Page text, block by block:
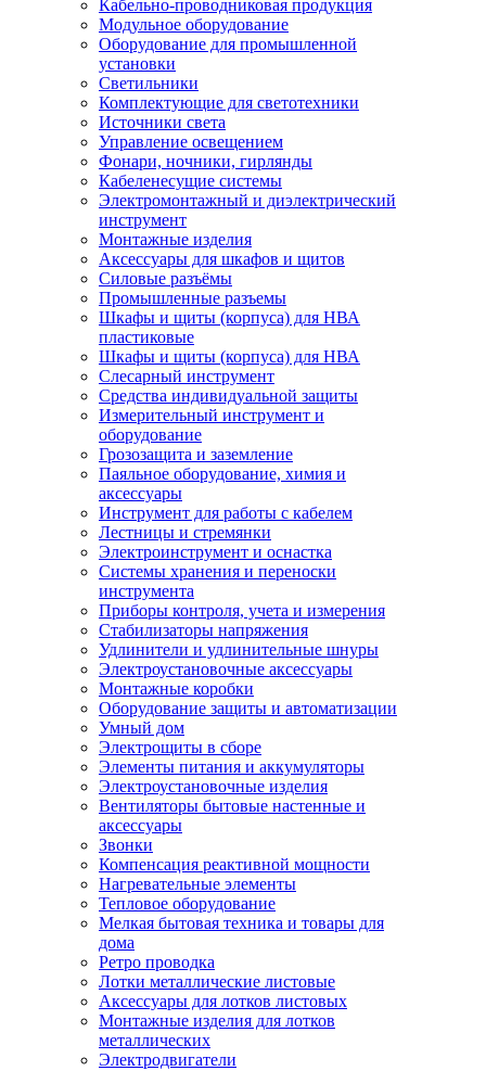
Кабельно-проводниковая продукция
Модульное оборудование
Оборудование для промышленной
установки
Светильники
Комплектующие для светотехники
Источники света
Управление освещением
Фонари, ночники, гирлянды
Кабеленесущие системы
Электромонтажный и диэлектрический
инструмент
Монтажные изделия
Аксессуары для шкафов и щитов
Силовые разъёмы
Промышленные разъемы
Шкафы и щиты (корпуса) для НВА
пластиковые
Шкафы и щиты (корпуса) для НВА
Слесарный инструмент
Средства индивидуальной защиты
Измерительный инструмент и
оборудование
Грозозащита и заземление
Паяльное оборудование, химия и
аксессуары
Инструмент для работы с кабелем
Лестницы и стремянки
Электроинструмент и оснастка
Системы хранения и переноски
инструмента
Приборы контроля, учета и измерения
Стабилизаторы напряжения
Удлинители и удлинительные шнуры
Электроустановочные аксессуары
Монтажные коробки
Оборудование защиты и автоматизации
Умный дом
Электрощиты в сборе
Элементы питания и аккумуляторы
Электроустановочные изделия
Вентиляторы бытовые настенные и
аксессуары
Звонки
Компенсация реактивной мощности
Нагревательные элементы
Тепловое оборудование
Мелкая бытовая техника и товары для
дома
Ретро проводка
Лотки металлические листовые
Аксессуары для лотков листовых
Монтажные изделия для лотков
металлических
Электродвигатели